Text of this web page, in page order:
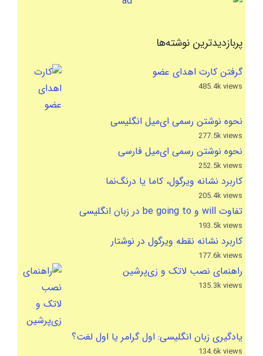
پربازدیدترین نوشته‌ها
گرفتن کارت اهدای عضو
485.4k views
نحوه نوشتن رسمی ای‌میل انگلیسی
277.5k views
نحوه نوشتن رسمی ای‌میل فارسی
252.5k views
کاربرد نشانه ویرگول، کاما یا درنگ‌نما
205.4k views
تفاوت will و be going to در زبان انگلیسی
193.5k views
کاربرد نشانه نقطه ویرگول در نوشتار
177.6k views
راهنمای نصب لاتک و زی‌پرشین
135.3k views
یادگیری زبان انگلیسی: اول گرامر یا اول لغت؟
134.6k views